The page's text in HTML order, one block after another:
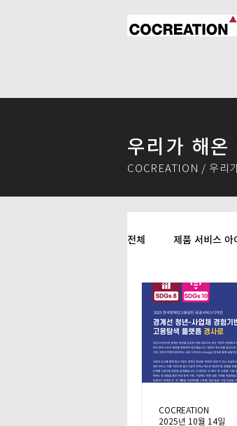
우리가 해온
COCREATION / 우리
전체 제품 서비스 아
AI 활용 창의적 기업
COCREATION
2025년 10월 14일